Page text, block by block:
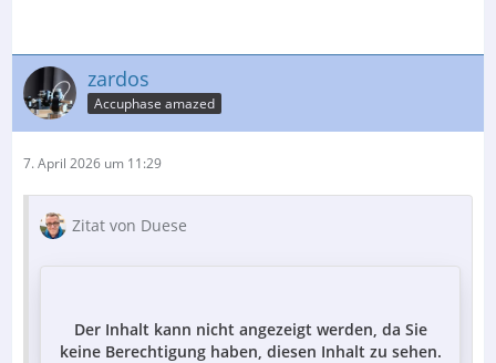
zardos
Accuphase amazed
7. April 2026 um 11:29
Zitat von Duese
Der Inhalt kann nicht angezeigt werden, da Sie
keine Berechtigung haben, diesen Inhalt zu sehen.